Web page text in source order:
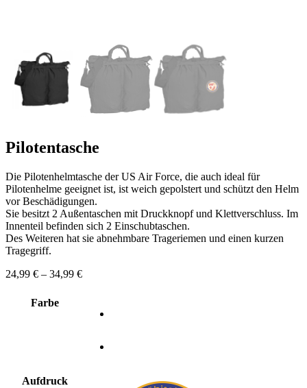
Pilotentasche
Die Pilotenhelmtasche der US Air Force, die auch ideal für
Pilotenhelme geeignet ist, ist weich gepolstert und schützt den Helm
vor Beschädigungen.
Sie besitzt 2 Außentaschen mit Druckknopf und Klettverschluss. Im
Innenteil befinden sich 2 Einschubtaschen.
Des Weiteren hat sie abnehmbare Trageriemen und einen kurzen
Tragegriff.
24,99 € – 34,99 €Preisspanne:
34,99 €
Farbe
Aufdruck